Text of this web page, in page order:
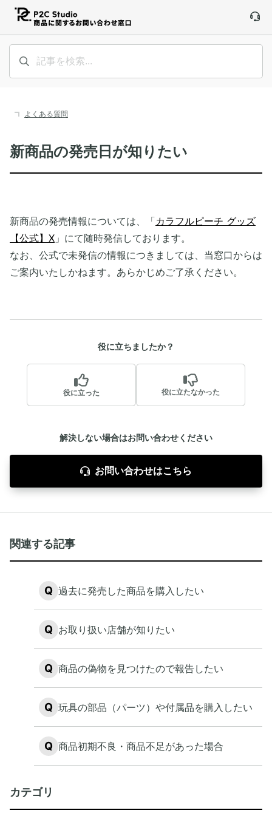
よくある質問
新商品の発売日が知りたい
新商品の発売情報については、「カラフルピーチ グッズ
【公式】X 」にて随時発信しております。
なお、公式で未発信の情報につきましては、当窓口からは
ご案内いたしかねます。あらかじめご了承ください。
役に立ちましたか？
役に立った 役に立たなかった
解決しない場合はお問い合わせください
お問い合わせはこちら
関連する記事
Q 過去に発売した商品を購入したい
Q お取り扱い店舗が知りたい
Q 商品の偽物を見つけたので報告したい
Q 玩具の部品（パーツ）や付属品を購入したい
Q 商品初期不良・商品不足があった場合
カテゴリ